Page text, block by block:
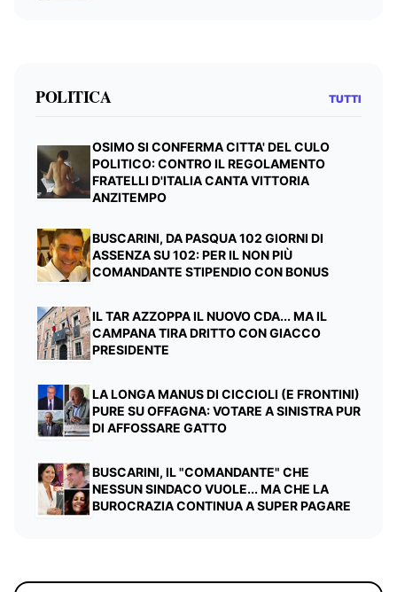
POLITICA TUTTI
OSIMO SI CONFERMA CITTA' DEL CULO
POLITICO: CONTRO IL REGOLAMENTO
FRATELLI D'ITALIA CANTA VITTORIA
ANZITEMPO
BUSCARINI, DA PASQUA 102 GIORNI DI
ASSENZA SU 102: PER IL NON PIÙ
COMANDANTE STIPENDIO CON BONUS
IL TAR AZZOPPA IL NUOVO CDA... MA IL
CAMPANA TIRA DRITTO CON GIACCO
PRESIDENTE
LA LONGA MANUS DI CICCIOLI (E FRONTINI)
PURE SU OFFAGNA: VOTARE A SINISTRA PUR
DI AFFOSSARE GATTO
BUSCARINI, IL "COMANDANTE" CHE
NESSUN SINDACO VUOLE... MA CHE LA
BUROCRAZIA CONTINUA A SUPER PAGARE